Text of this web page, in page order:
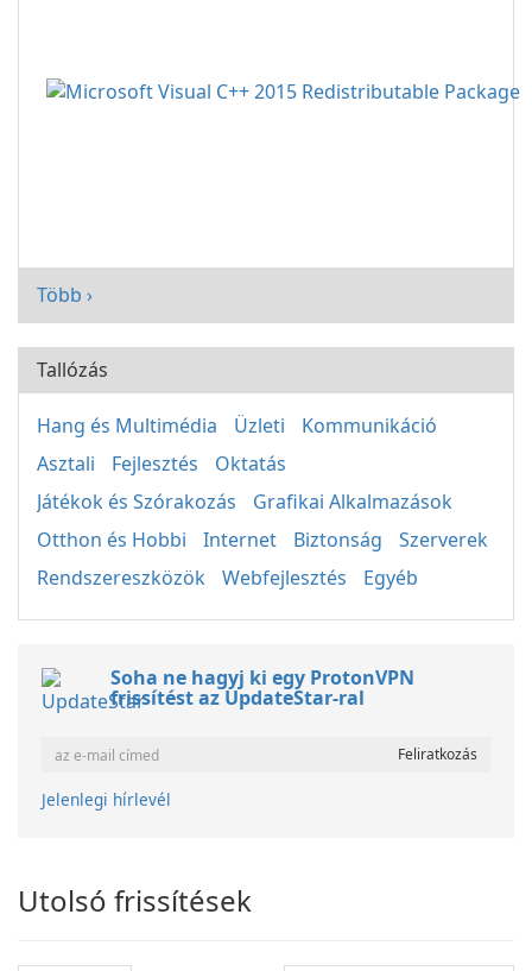
Több ›
Tallózás
Hang és Multimédia Üzleti
Kommunikáció
Asztali
Fejlesztés
Oktatás
Játékok és Szórakozás
Grafikai Alkalmazások
Otthon és Hobbi
Internet Biztonság
Szerverek
Rendszereszközök
Webfejlesztés Egyéb
Soha ne hagyj ki egy ProtonVPN
frissítést az UpdateStar-ral
Jelenlegi hírlevél
Utolsó frissítések